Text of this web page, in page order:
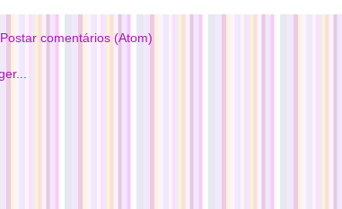
Postar comentários (Atom)